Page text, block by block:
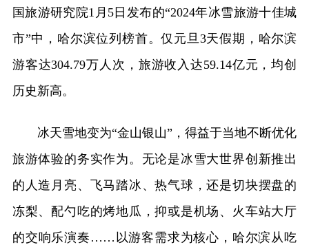
国旅游研究院1月5日发布的“2024年冰雪旅游十佳城
市”中，哈尔滨位列榜首。仅元旦3天假期，哈尔滨
游客达304.79万人次，旅游收入达59.14亿元，均创
历史新高。
冰天雪地变为“金山银山”，得益于当地不断优化
旅游体验的务实作为。无论是冰雪大世界创新推出
的人造月亮、飞马踏冰、热气球，还是切块摆盘的
冻梨、配勺吃的烤地瓜，抑或是机场、火车站大厅
的交响乐演奏……以游客需求为核心，哈尔滨从吃